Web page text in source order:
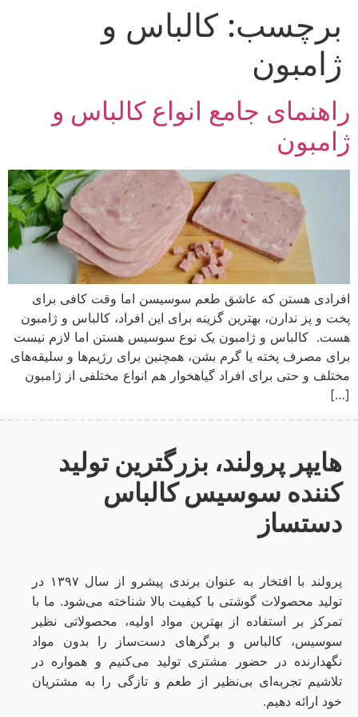
برچسب: کالباس و
ژامبون
راهنمای جامع انواع کالباس و
ژامبون
افرادی هستن که عاشق طعم سوسیسن اما وقت کافی برای
پخت‌ و پز ندارن، بهترین گزینه برای این افراد، کالباس و ژامبون
هست. کالباس و ژامبون یک نوع سوسیس هستن اما لازم نیست
برای مصرف پخته یا گرم بشن، همچنین برای رژیم‌ها و سلیقه‌های
مختلف و حتی برای افراد گیاهخوار هم انواع مختلفی از ژامبون
[…]
هایپر پرولند، بزرگترین تولید
کننده سوسیس کالباس
دستساز
پرولند با افتخار به عنوان برندی پیشرو از سال ۱۳۹۷ در
تولید محصولات گوشتی با کیفیت بالا شناخته می‌شود. ما با
تمرکز بر استفاده از بهترین مواد اولیه، محصولاتی نظیر
سوسیس، کالباس و برگرهای دست‌ساز را بدون مواد
نگهدارنده در حضور مشتری تولید می‌کنیم و همواره در
تلاشیم تجربه‌ای بی‌نظیر از طعم و تازگی را به مشتریان
خود ارائه دهیم.